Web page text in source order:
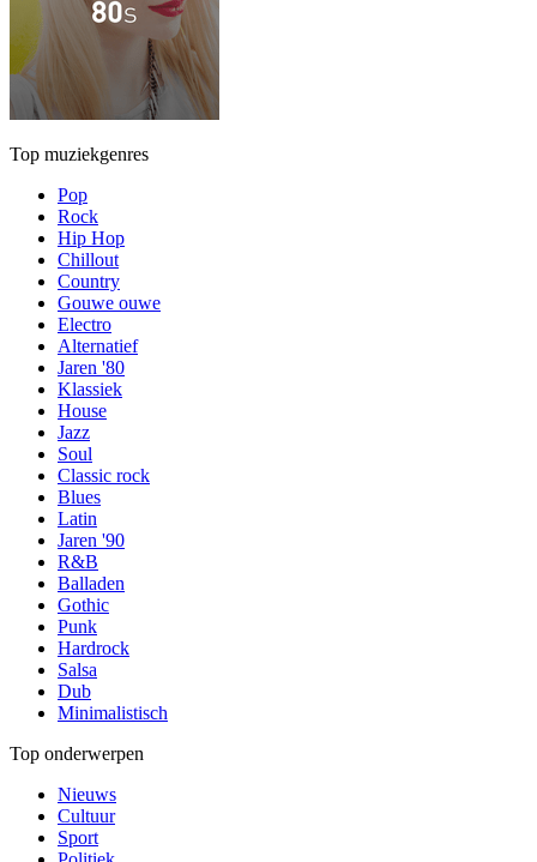
Top muziekgenres
Pop
Rock
Hip Hop
Chillout
Country
Gouwe ouwe
Electro
Alternatief
Jaren '80
Klassiek
House
Jazz
Soul
Classic rock
Blues
Latin
Jaren '90
R&B
Balladen
Gothic
Punk
Hardrock
Salsa
Dub
Minimalistisch
Top onderwerpen
Nieuws
Cultuur
Sport